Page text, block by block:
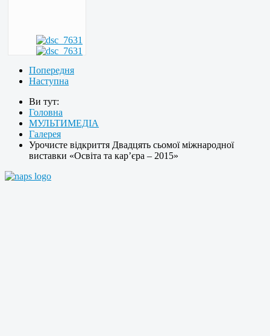
Попередня
Наступна
Ви тут:
Головна
МУЛЬТИМЕДІА
Галерея
Урочисте відкриття Двадцять сьомої міжнародної
виставки «Освіта та кар’єра – 2015»